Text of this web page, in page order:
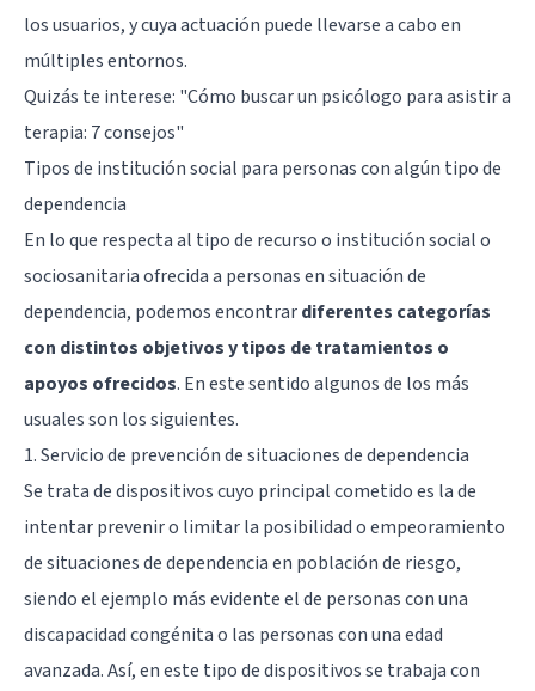
los usuarios, y cuya actuación puede llevarse a cabo en
múltiples entornos.
Quizás te interese: "Cómo buscar un psicólogo para asistir a
terapia: 7 consejos"
Tipos de institución social para personas con algún tipo de
dependencia
En lo que respecta al tipo de recurso o institución social o
sociosanitaria ofrecida a personas en situación de
dependencia, podemos encontrardiferentes categorías
con distintos objetivos y tipos de tratamientos o
apoyos ofrecidos. En este sentido algunos de los más
usuales son los siguientes.
1. Servicio de prevención de situaciones de dependencia
Se trata de dispositivos cuyo principal cometido es la de
intentar prevenir o limitar la posibilidad o empeoramiento
de situaciones de dependencia en población de riesgo,
siendo el ejemplo más evidente el de personas con una
discapacidad congénita o las personas con una edad
avanzada. Así, en este tipo de dispositivos se trabaja con